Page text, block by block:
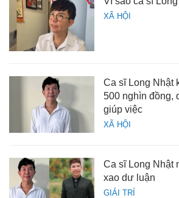
XÃ HỘI
XÃ HỘI
Ca sĩ Long Nhật
500 nghìn đồng,
giúp việc
GIẢI TRÍ
Ca sĩ Long Nhật
xao dư luận